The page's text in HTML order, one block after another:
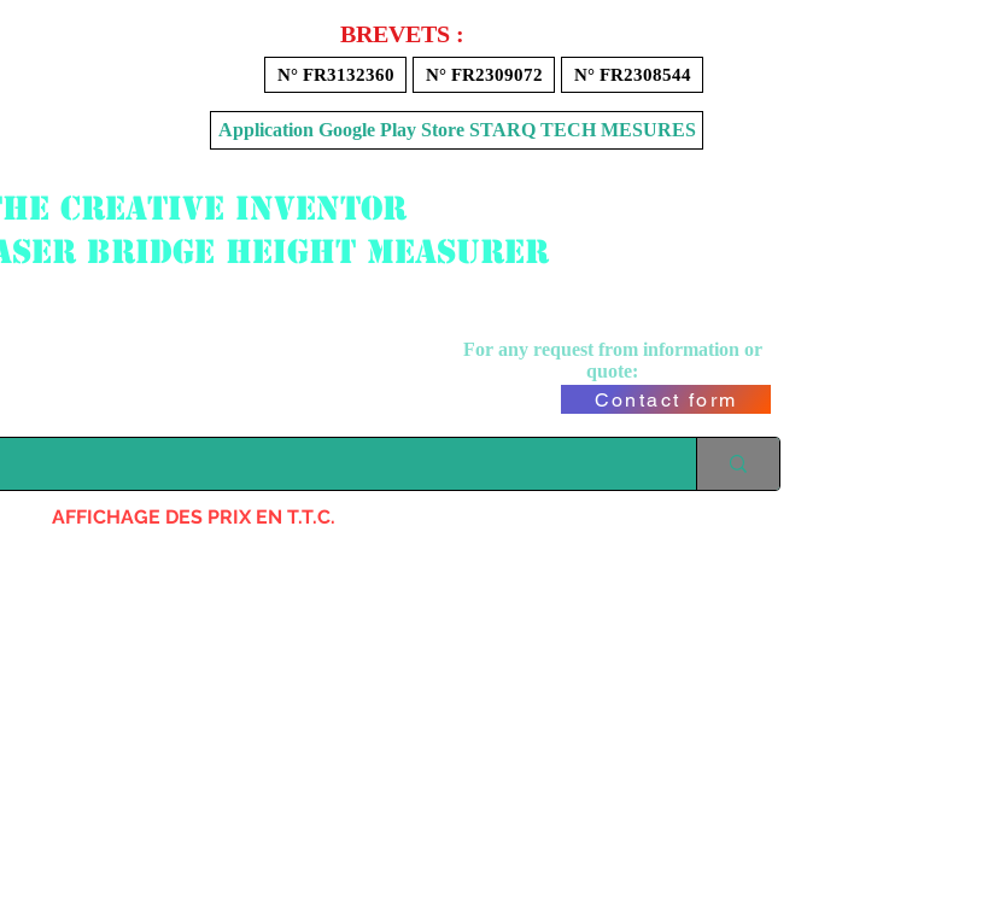
BREVETS :
N° FR3132360 N° FR2309072 N° FR2308544
creative inventor
bridge height measurer
Application Google Play Store STARQ TECH MESURES
For any request from information or
quote:
Contact form
AFFICHAGE DES PRIX EN T.T.C.